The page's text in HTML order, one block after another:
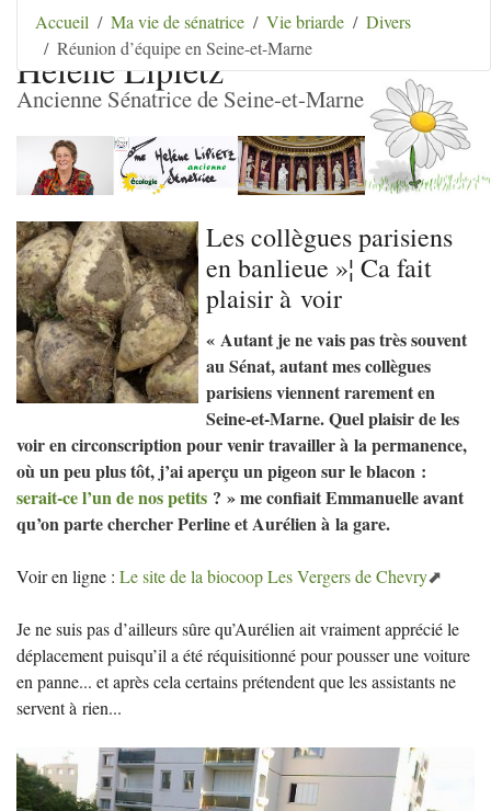
Aller au contenu Aller au menu
Aller au menu
secondaire
| Aller à la recherche
Hélène Lipietz
Ancienne Sénatrice de Seine-et-Marne
Accueil Ma vie de sénatrice Vie briarde
Divers
Réunion d’équipe en Seine-et-Marne
Les collègues parisiens
en banlieue »¦ Ca fait
plaisir à voir
« Autant je ne vais pas très souvent
au Sénat, autant mes collègues
parisiens viennent rarement en
Seine-et-Marne. Quel plaisir de les
voir en circonscription pour venir travailler à la permanence,
où un peu plus tôt, j’ai aperçu un pigeon sur le blacon :
serait-ce l’un de nos petits ? » me confiait Emmanuelle avant
qu’on parte chercher Perline et Aurélien à la gare.
Voir en ligne : Le site de la biocoop Les Vergers de Chevry
Je ne suis pas d’ailleurs sûre qu’Aurélien ait vraiment apprécié le
déplacement puisqu’il a été réquisitionné pour pousser une voiture
en panne... et après cela certains prétendent que les assistants ne
servent à rien...